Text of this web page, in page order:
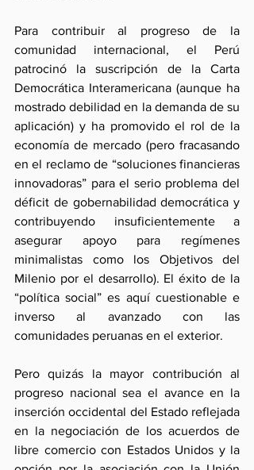
Para contribuir al progreso de la
comunidad internacional, el Perú
patrocinó la suscripción de la Carta
Democrática Interamericana (aunque ha
mostrado debilidad en la demanda de su
aplicación) y ha promovido el rol de la
economía de mercado (pero fracasando
en el reclamo de “soluciones financieras
innovadoras” para el serio problema del
déficit de gobernabilidad democrática y
contribuyendo insuficientemente a
asegurar apoyo para regímenes
minimalistas como los Objetivos del
Milenio por el desarrollo). El éxito de la
“política social” es aquí cuestionable e
inverso al avanzado con las
comunidades peruanas en el exterior.
Pero quizás la mayor contribución al
progreso nacional sea el avance en la
inserción occidental del Estado reflejada
en la negociación de los acuerdos de
libre comercio con Estados Unidos y la